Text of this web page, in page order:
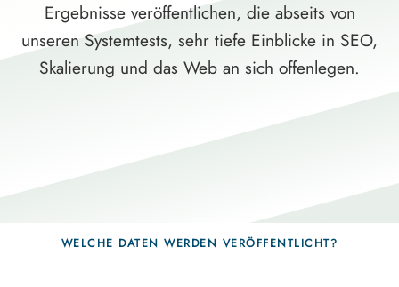
Ergebnisse veröffentlichen, die abseits von
unseren Systemtests, sehr tiefe Einblicke in SEO,
Skalierung und das Web an sich offenlegen.
WELCHE DATEN WERDEN VERÖFFENTLICHT?